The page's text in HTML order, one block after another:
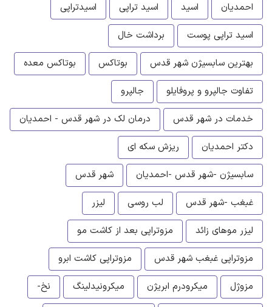
احمدیان اسید اسید تراپی
اسیدتراپی
اسید تراپی پوست
برداشت خال
بهترین سابسیژن شهر قدس
بوتاکس
بوتاکس معده
تفاوت جالپرو و پروفایلو
جالپرو
خدمات در شهر قدس
درمان لک در شهر قدس - احمدیان
دکتر احمدیان
ریزش سکه ای
سابسیژن -شهر قدس -احمدیان
شهر قدس
غبغب -شهر قدس
لب روسی
لیزر
لیزر موهای زائد
مزوتراپی بعد از کاشت مو
مزوتراپی غبغب شهر قدس
مزوتراپی کاشت ابرو
مزوژل
میکرودرم ابریژن میکرونیدلینگ
نخ-